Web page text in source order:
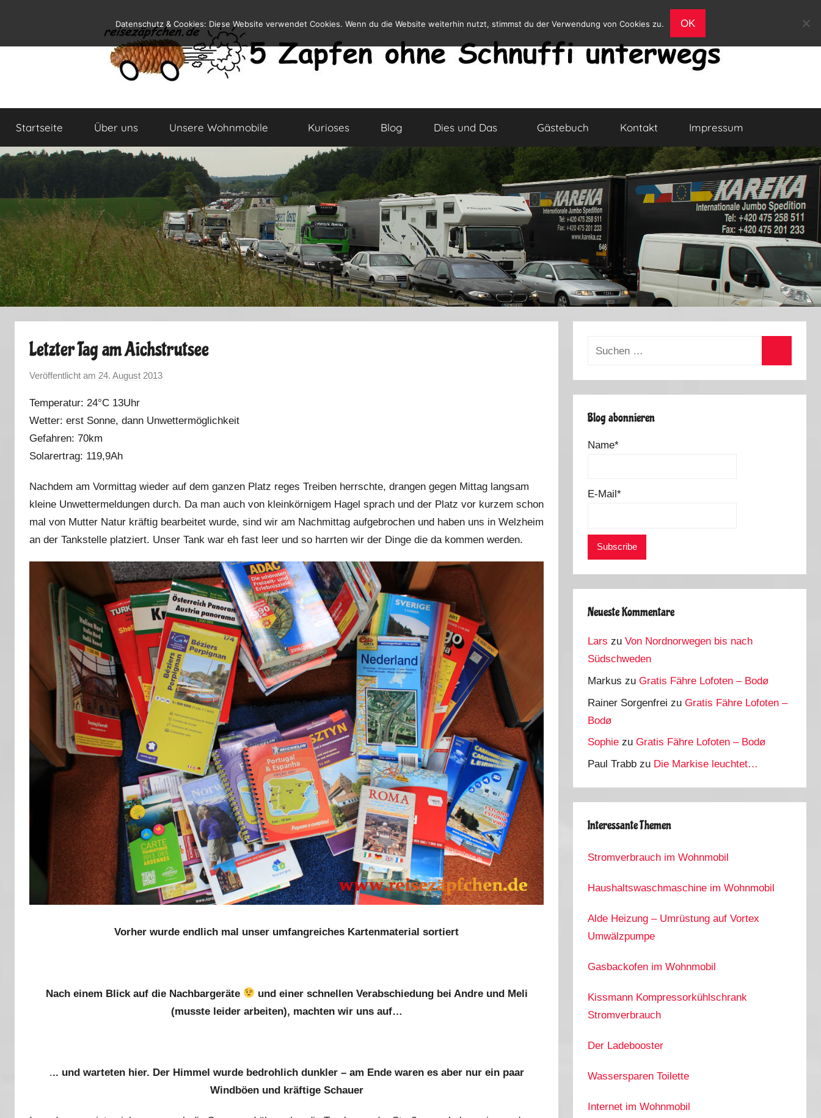
springen
Reiseblog
und
Leben
Wohnmobil
Startseite Über uns Unsere Wohnmobile Kurioses Blog Dies und Das Gästebuch Kontakt Impressum
Letzter Tag am Aichstrutsee
Veröffentlicht am 24. August 2013
M
u
s
Temperatur: 24°C 13Uhr
Wetter: erst Sonne, dann Unwettermöglichkeit
Gefahren: 70km
Solarertrag: 119,9Ah
Nachdem am Vormittag wieder auf dem ganzen Platz reges Treiben herrschte, drangen gegen Mittag langsam
kleine Unwettermeldungen durch. Da man auch von kleinkörnigem Hagel sprach und der Platz vor kurzem schon
mal von Mutter Natur kräftig bearbeitet wurde, sind wir am Nachmittag aufgebrochen und haben uns in Welzheim
an der Tankstelle platziert. Unser Tank war eh fast leer und so harrten wir der Dinge die da kommen werden.
Vorher wurde endlich mal unser umfangreiches Kartenmaterial sortiert
Nach einem Blick auf die Nachbargeräte
und einer schnellen Verabschiedung bei Andre und Meli
(musste leider arbeiten), machten wir uns auf…
... und warteten hier. Der Himmel wurde bedrohlich dunkler – am Ende waren es aber nur ein paar
Windböen und kräftige Schauer
Suchen
Blog abonnieren
Name*
E-Mail*
Neueste Kommentare
Lars zuVon Nordnorwegen bis nach
Südschweden
Markus zuGratis Fähre Lofoten – Bodø
Rainer Sorgenfrei zuGratis Fähre Lofoten –
Bodø
Sophie zuGratis Fähre Lofoten – Bodø
Paul Trabb zu Die Markise leuchtet…
Interessante Themen
Stromverbrauch im Wohnmobil
Haushaltswaschmaschine im Wohnmobil
Alde Heizung – Umrüstung auf Vortex
Umwälzpumpe
Gasbackofen im Wohnmobil
Kissmann Kompressorkühlschrank
Stromverbrauch
Der Ladebooster
Wassersparen Toilette
Internet im Wohnmobil
Datenschutz & Cookies: Diese Website verwendet Cookies. Wenn du die Website weiterhin nutzt, stimmst du der Verwendung von Cookies zu. OK